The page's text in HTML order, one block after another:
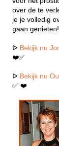
over de te
je je volledig
gaan genieten!
ᐅ Bekijk nu
❤️✅
ᐅ Bekijk nu
✅ ❤️